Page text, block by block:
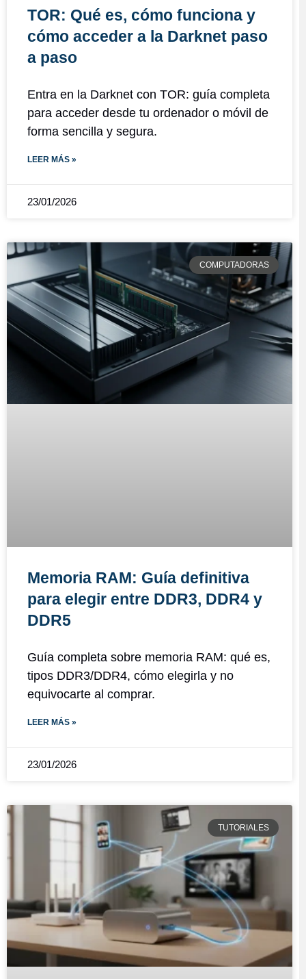
TOR: Qué es, cómo funciona y
cómo acceder a la Darknet paso
a paso
Entra en la Darknet con TOR: guía completa
para acceder desde tu ordenador o móvil de
forma sencilla y segura.
LEER MÁS »
23/01/2026
COMPUTADORAS
Memoria RAM: Guía definitiva
para elegir entre DDR3, DDR4 y
DDR5
Guía completa sobre memoria RAM: qué es,
tipos DDR3/DDR4, cómo elegirla y no
equivocarte al comprar.
LEER MÁS »
23/01/2026
TUTORIALES